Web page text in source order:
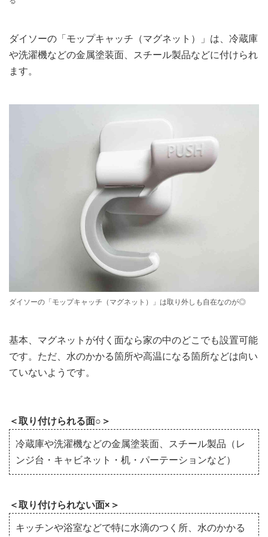
ダイソーの「モップキャッチ（マグネット）」は、冷蔵庫
や洗濯機などの金属塗装面、スチール製品などに付けられ
ます。
ダイソーの「モップキャッチ（マグネット）」は取り外しも自在なのが◎
基本、マグネットが付く面なら家の中のどこでも設置可能
です。ただ、水のかかる箇所や高温になる箇所などは向い
ていないようです。
＜取り付けられる面○＞
冷蔵庫や洗濯機などの金属塗装面、スチール製品（レ
ンジ台・キャビネット・机・パーテーションなど）
＜取り付けられない面×＞
キッチンや浴室などで特に水滴のつく所、水のかかる